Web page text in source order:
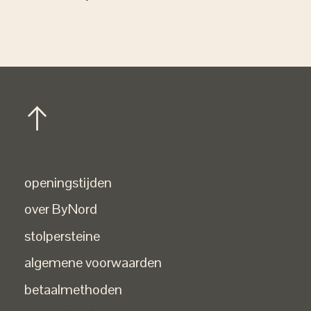
openingstijden
over ByNord
stolpersteine
algemene voorwaarden
betaalmethoden